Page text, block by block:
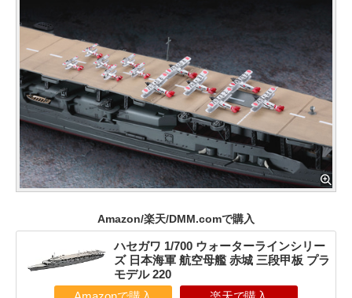
Amazon/楽天/DMM.comで購入
ハセガワ 1/700 ウォーターラインシリー
ズ 日本海軍 航空母艦 赤城 三段甲板 プラ
モデル 220